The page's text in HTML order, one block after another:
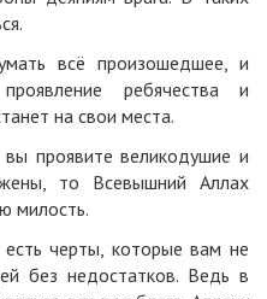
всё произошедшее, и
ребячества и
на свои места.
проявите великодушие и
то Всевышний Аллах
милость.
черты, которые вам не
без недостатков. Ведь в